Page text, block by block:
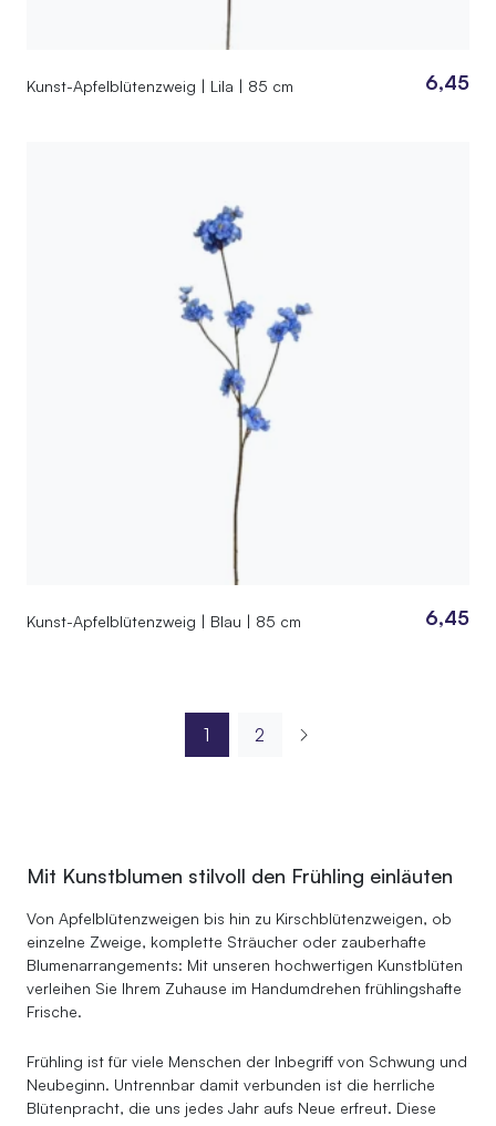
Kunst-Apfelblütenzweig | Lila | 85 cm 6,45
Kunst-Apfelblütenzweig | Blau | 85 cm 6,45
1 2
Mit Kunstblumen stilvoll den Frühling einläuten
Von Apfelblütenzweigen bis hin zu Kirschblütenzweigen, ob
einzelne Zweige, komplette Sträucher oder zauberhafte
Blumenarrangements: Mit unseren hochwertigen Kunstblüten
verleihen Sie Ihrem Zuhause im Handumdrehen frühlingshafte
Frische.
Frühling ist für viele Menschen der Inbegriff von Schwung und
Neubeginn. Untrennbar damit verbunden ist die herrliche
Blütenpracht, die uns jedes Jahr aufs Neue erfreut. Diese